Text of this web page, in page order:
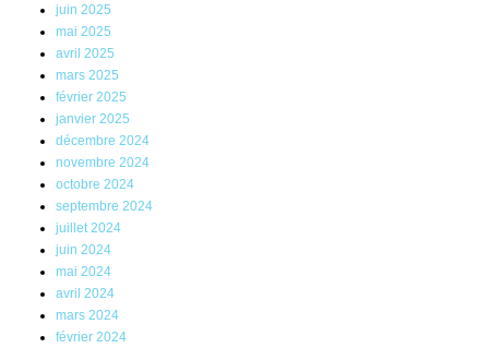
juin 2025
mai 2025
avril 2025
mars 2025
février 2025
janvier 2025
décembre 2024
novembre 2024
octobre 2024
septembre 2024
juillet 2024
juin 2024
mai 2024
avril 2024
mars 2024
février 2024